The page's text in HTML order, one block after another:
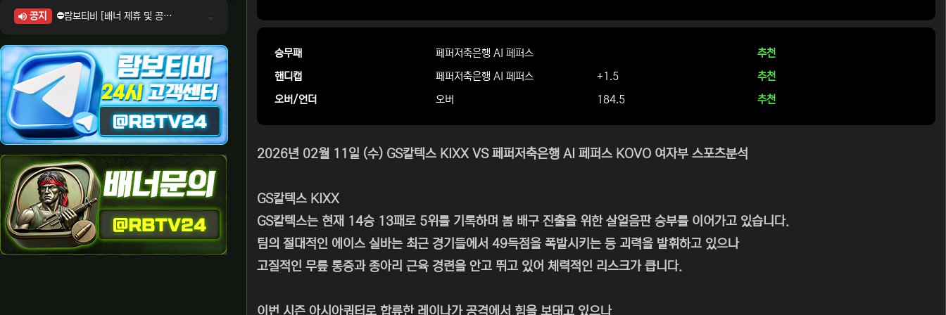
승무패 페퍼저축은행 AI 페퍼스
추천
핸디캡
페퍼저축은행 AI 페퍼스 +1.5
추천
오버/언더
오버 184.5 추천
2026년 02월 11일 (수) GS칼텍스 KIXX VS 페퍼저축은행 AI 페퍼스 KOVO 여자부 스포츠분석
GS칼텍스 KIXX
GS칼텍스는 현재 14승 13패로 5위를 기록하며 봄 배구 진출을 위한 살얼음판 승부를 이어가고 있습니다.
팀의 절대적인 에이스 실바는 최근 경기들에서 49득점을 폭발시키는 등 괴력을 발휘하고 있으나
고질적인 무릎 통증과 종아리 근육 경련을 안고 뛰고 있어 체력적인 리스크가 큽니다.
이번 시즌 아시아쿼터로 합류한 레이나가 공격에서 힘을 보태고 있으나
공지
⛔람보티비 [배너 제휴 및 공식 입점 문의 안내]
⛔람보티비 [정회원 등급UP! 안내사항]
⛔람보티비 [채팅방 이용시 주의사항]
⛔람보티비 [공식보증업체 안내]